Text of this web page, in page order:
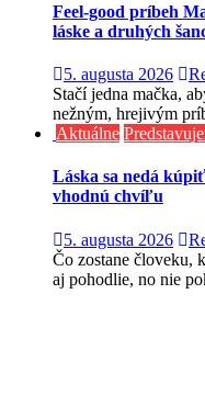
Feel-good príbeh
láske a druhých
5. augusta 2026
Stačí jedna mačka,
nežným, hrejivým
Aktuálne
Láska sa nedá
vhodnú chvíľu
5. augusta 2026
Čo zostane človeku,
aj pohodlie, no nie